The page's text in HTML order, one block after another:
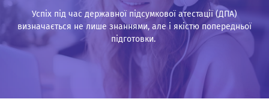
Успіх під час державної підсумкової атестації (ДПА)
визначається не лише знаннями, але і якістю попередньої
підготовки.